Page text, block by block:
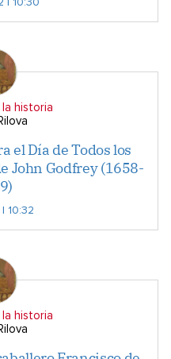
| 10:30
historia
el Día de Todos los
John Godfrey (1658-
| 10:32
historia